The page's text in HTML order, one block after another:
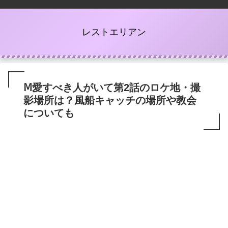
レストエリアン
Ⅿ愛すべき人がいて第2話のロケ地・撮
影場所は？風船キャッチの場所や教会
についても